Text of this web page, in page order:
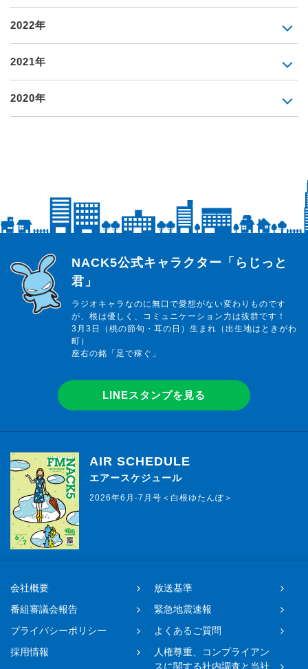
2022年
2021年
2020年
らじっと君
NACK5公式キャラクター「らじっと
君」
ラジオキャラなのに無口で愛想がない変わりものです
が、根は優しく、コミュニケーション力は抜群です！
3月3日（桃の節句・耳の日）生まれ（出生地はときがわ
町）
座右の銘「足で稼ぐ」
LINEスタンプを見る
AIR SCHEDULE
エアースケジュール
2026年6月-7月号＜白根ゆたんぽ＞
会社概要
放送基準
番組審議会報告
緊急地震速報
プライバシーポリシー
よくあるご質問
採用情報
人権尊重、コンプライアン
スに関する社内調査と当社